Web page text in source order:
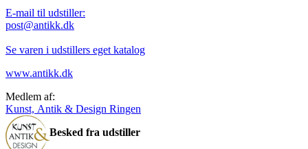
E-mail til udstiller:
post@antikk.dk
Se varen i udstillers eget katalog
www.antikk.dk
Medlem af:
Kunst, Antik & Design Ringen
Besked fra udstiller